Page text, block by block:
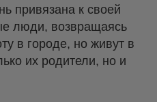
привязана к своей
люди, возвращаясь
в городе, но живут в
их родители, но и